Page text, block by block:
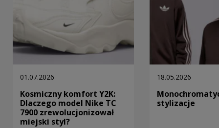
01.07.2026
Kosmiczny komfort Y2K:
Dlaczego model Nike TC
7900 zrewolucjonizował
miejski styl?
18.05.2026
stylizacje